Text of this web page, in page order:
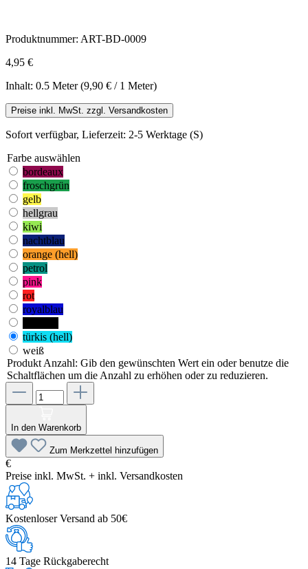
Produktnummer: ART-BD-0009
4,95 €
Inhalt: 0.5 Meter(9,90 € / 1 Meter)
Preise inkl. MwSt. zzgl. Versandkosten
Sofort verfügbar, Lieferzeit: 2-5 Werktage (S)
Farbe auswählen
bordeaux
froschgrün
gelb
hellgrau
kiwi
nachtblau
orange (hell)
petrol
pink
rot
royalblau
türkis (hell)
weiß
Produkt Anzahl: Gib den gewünschten Wert ein oder benutze die
Schaltflächen um die Anzahl zu erhöhen oder zu reduzieren.
In den Warenkorb
Zum Merkzettel hinzufügen
€
Preise inkl. MwSt. + inkl. Versandkosten
Kostenloser Versand ab 50€
14 Tage Rückgaberecht